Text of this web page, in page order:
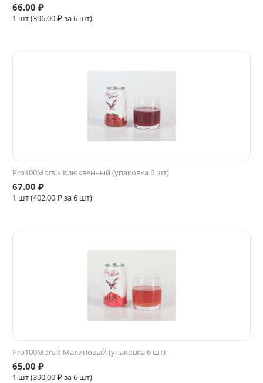
66.00 ₽
1 шт (396.00₽ за 6 шт)
Pro100Morsik Клюквенный (упаковка 6 шт)
67.00 ₽
1 шт (402.00₽ за 6 шт)
Pro100Morsik Малиновый (упаковка 6 шт)
65.00 ₽
1 шт (390.00₽ за 6 шт)